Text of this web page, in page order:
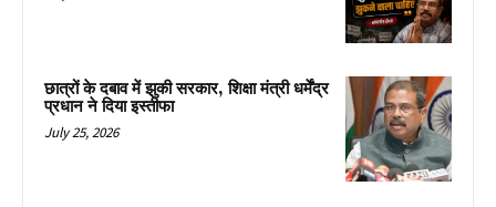
छात्रों के दबाव में झुकी सरकार, शिक्षा मंत्री धर्मेंद्र
प्रधान ने दिया इस्तीफा
July 25, 2026